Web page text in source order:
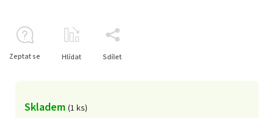
Skladem (1 ks)
Zeptat se Hlídat Sdílet